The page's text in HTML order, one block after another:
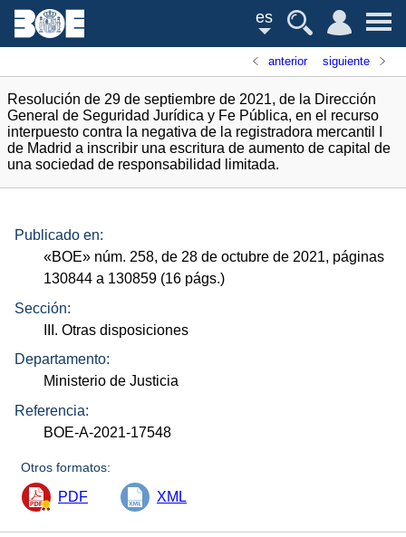
es
anterior siguiente
Resolución de 29 de septiembre de 2021, de la Dirección
General de Seguridad Jurídica y Fe Pública, en el recurso
interpuesto contra la negativa de la registradora mercantil I
de Madrid a inscribir una escritura de aumento de capital de
una sociedad de responsabilidad limitada.
Publicado en:
«BOE» núm. 258, de 28 de octubre de 2021, páginas
130844 a 130859 (16 págs.)
Sección:
III. Otras disposiciones
Departamento:
Ministerio de Justicia
Referencia:
BOE-A-2021-17548
Otros formatos:
PDF XML